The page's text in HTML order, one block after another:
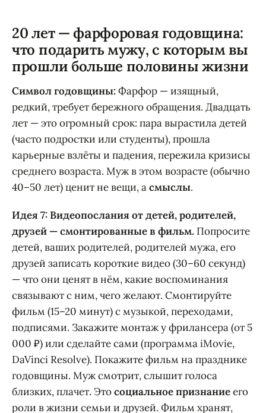
20 лет — фарфоровая годовщина:
что подарить мужу, с которым вы
прошли больше половины жизни
Символ годовщины:Фарфор — изящный,
редкий, требует бережного обращения. Двадцать
лет — это огромный срок: пара вырастила детей
(часто подростки или студенты), прошла
карьерные взлёты и падения, пережила кризисы
среднего возраста. Муж в этом возрасте (обычно
40–50 лет) ценит не вещи, асмыслы.
Идея 7: Видеопослания от детей, родителей,
друзей — смонтированные в фильм. Попросите
детей, ваших родителей, родителей мужа, его
друзей записать короткие видео (30–60 секунд)
— что они ценят в нём, какие воспоминания
связывают с ним, чего желают. Смонтируйте
фильм (15–20 минут) с музыкой, переходами,
подписями. Закажите монтаж у фрилансера (от 5
000 ₽) или сделайте сами (программа iMovie,
DaVinci Resolve). Покажите фильм на празднике
годовщины. Муж смотрит, слышит голоса
близких, плачет. Этосоциальное признаниеего
роли в жизни семьи и друзей. Фильм хранят,